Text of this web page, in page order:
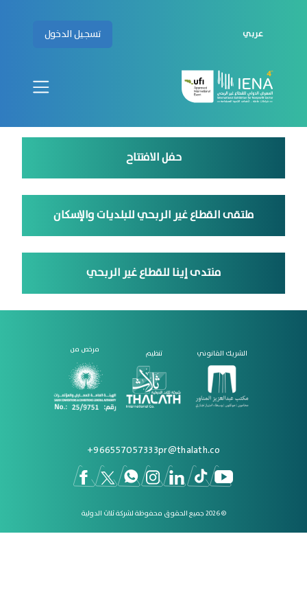
عربي تسجيل الدخول
حفل الافتتاح
ملتقى القطاع غير الربحي للبلديات والإسكان
منتدى إينا للقطاع غير الربحي
تنظيم الشريك القانوني مرخص من
pr@thalath.co
966557057333+
© 2026 جميع الحقوق محفوظة لشركة ثلاث الدولية